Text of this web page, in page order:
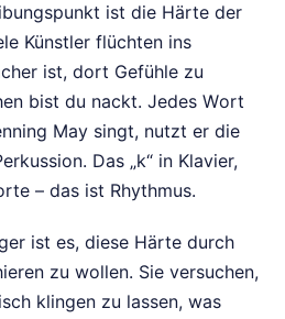
ist die Härte der
Künstler flüchten ins
ist, dort Gefühle zu
bist du nackt. Jedes Wort
May singt, nutzt er die
Das „k“ in Klavier,
– das ist Rhythmus.
ist es, diese Härte durch
zu wollen. Sie versuchen,
klingen zu lassen, was